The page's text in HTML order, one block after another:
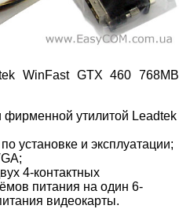
WinFast GTX 460 768MB
фирменной утилитой Leadtek
установке и эксплуатации;
4-контактных
питания на один 6-
видеокарты.